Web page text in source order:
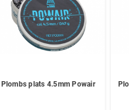
Plombs plats 4.5mm Powair